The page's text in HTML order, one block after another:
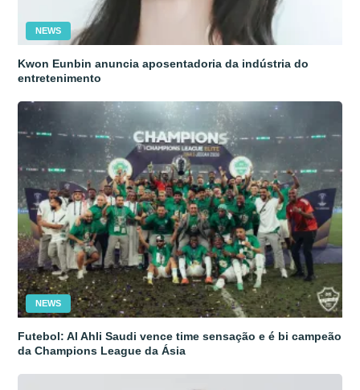
NEWS
Kwon Eunbin anuncia aposentadoria da indústria do
entretenimento
NEWS
Futebol: Al Ahli Saudi vence time sensação e é bi campeão
da Champions League da Ásia